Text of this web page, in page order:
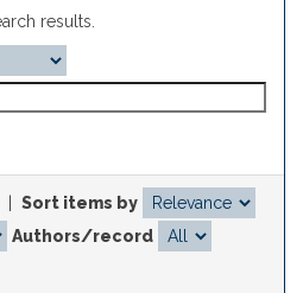
results.
Sort items by
Authors/record